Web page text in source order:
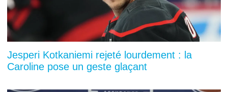
Jesperi Kotkaniemi rejeté lourdement : la
Caroline pose un geste glaçant